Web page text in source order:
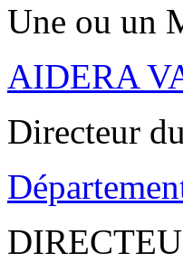
Une ou un
AIDERA
Directeur